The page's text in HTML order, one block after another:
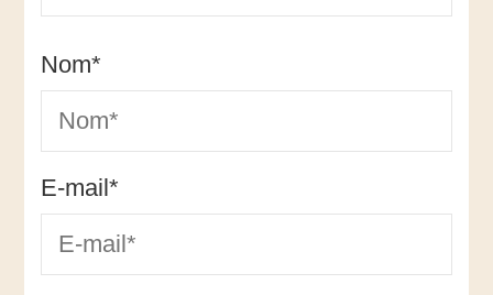
Nom*
E-mail*